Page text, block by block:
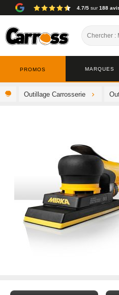
4.7/5 sur188
MARQUES
PROMOS
Outillage Carrosserie